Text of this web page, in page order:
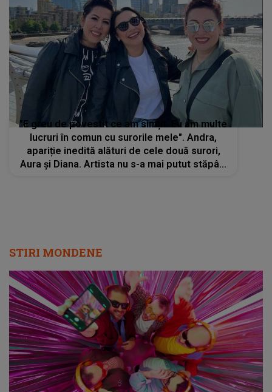
"E greu de povestit ce am simțit. Eu am multe
lucruri în comun cu surorile mele". Andra,
apariție inedită alături de cele două surori,
Aura şi Diana. Artista nu s-a mai putut stăpâni
STIRI MONDENE